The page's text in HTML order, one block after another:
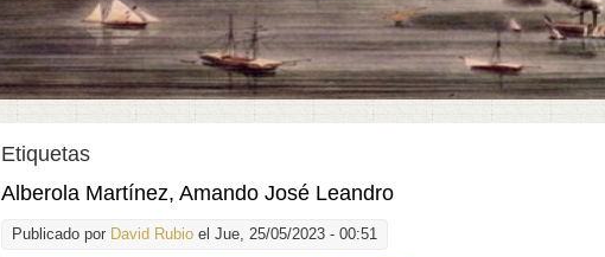
Etiquetas
Alberola Martínez, Amando José Leandro
Publicado por David Rubio el Jue, 25/05/2023 - 00:51